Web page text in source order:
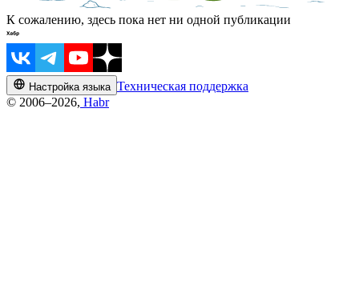
К сожалению, здесь пока нет ни одной публикации
Настройка языка Техническая поддержка
© 2006–2026, Habr